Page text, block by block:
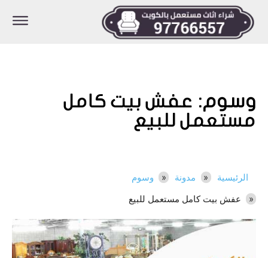
وسوم: عفش بيت كامل
مستعمل للبيع
الرئيسية مدونة
وسوم
عفش بيت كامل مستعمل للبيع